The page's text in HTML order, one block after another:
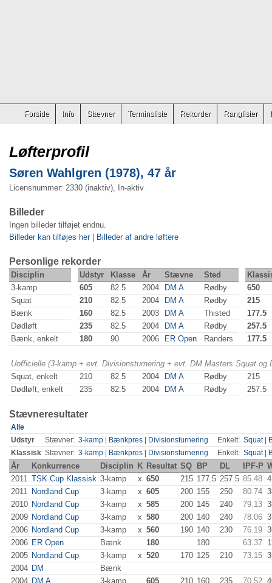
Forside Info Stævner Terminsliste Rekorder Ranglister
Løfterprofil
Søren Wahlgren (1978), 47 år
Licensnummer: 2330 (inaktiv), In-aktiv
Billeder
Ingen billeder tilføjet endnu.
Billeder kan tilføjes her| Billeder af andre løftere
Personlige rekorder
Disciplin Udstyr Klasse År Stævne Sted
3-kamp
605 82.5 2004 DM A Rødby
650
Squat
210 82.5 2004 DM A Rødby
215
Bænk
160 82.5 2003 DM A Thisted
177.5
Dødløft
235 82.5 2004 DM A Rødby
257.5
Bænk, enkelt
180 90 2006 ER Open Randers 177.5
Uofficielle (3-kamp + evt. Divisionsturnering + evt. DM Masters Squat
Squat, enkelt
210 82.5 2004 DM A Rødby
215
Dødløft, enkelt
235 82.5 2004 DM A Rødby 257.5
Stævneresultater
Alle
Udstyr
Stævner: 3-kamp Bænkpres Divisionsturnering Enkelt: Squat|
Klassisk Stævner: 3-kamp Bænkpres Divisionsturnering Enkelt: Squat|
År Konkurrence Disciplin K Resultat SQ BP DL IPF-P
2011 TSK Cup Klassisk 3-kamp x 650 215 177.5 257.5 85.48
2011 Nordland Cup 3-kamp x 605 200 155 250 80.74
2010 Nordland Cup 3-kamp x 585 200 145 240 79.13
2009 Nordland Cup 3-kamp x 580 200 140 240 78.06
2006 Nordland Cup 3-kamp x 560 190 140 230 76.19
2006 ER Open Bænk 180 180 63.37
2005 Nordland Cup 3-kamp x 520 170 125 210 73.15
2004 DM
Bænk
2004 DM A 3-kamp 605 210 160 235 70.52